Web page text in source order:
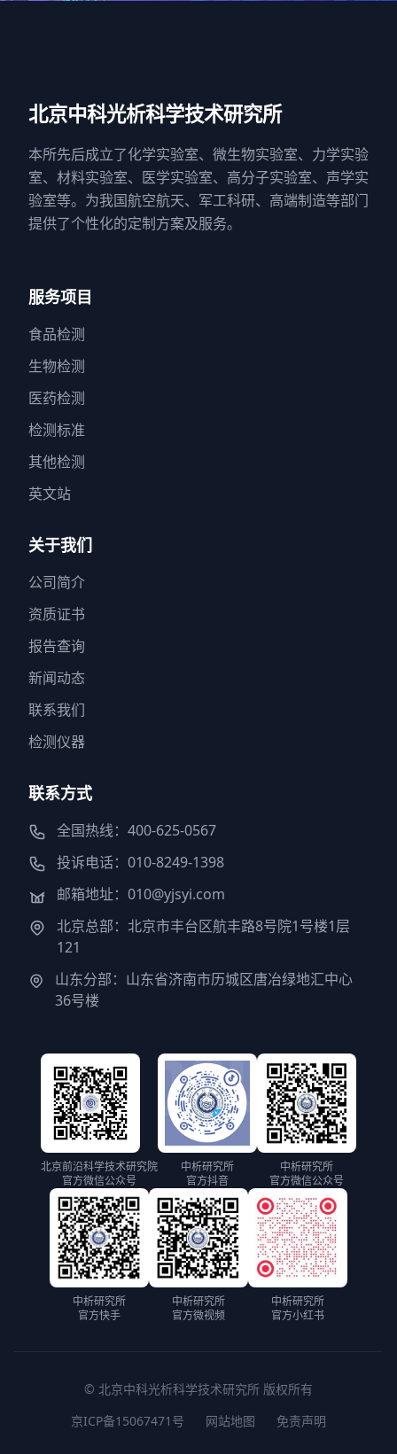
北京中科光析科学技术研究所
本所先后成立了化学实验室、微生物实验室、力学实验
室、材料实验室、医学实验室、高分子实验室、声学实
验室等。为我国航空航天、军工科研、高端制造等部门
提供了个性化的定制方案及服务。
服务项目
食品检测
生物检测
医药检测
检测标准
其他检测
英文站
关于我们
公司简介
资质证书
报告查询
新闻动态
联系我们
检测仪器
联系方式
全国热线：400-625-0567
投诉电话：010-8249-1398
邮箱地址：010@yjsyi.com
北京总部：北京市丰台区航丰路8号院1号楼1层
121
山东分部：山东省济南市历城区唐冶绿地汇中心
36号楼
北京前沿科学技术研究院
官方微信公众号
中析研究所
官方抖音
中析研究所
官方微信公众号
中析研究所
官方快手
中析研究所
官方微视频
中析研究所
官方小红书
© 北京中科光析科学技术研究所 版权所有
京ICP备15067471号
网站地图 免责声明